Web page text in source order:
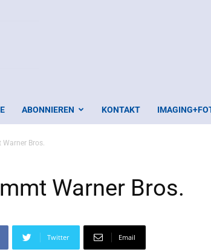
ABONNIEREN KONTAKT
Bros.
Warner Bros.
Twitter Email